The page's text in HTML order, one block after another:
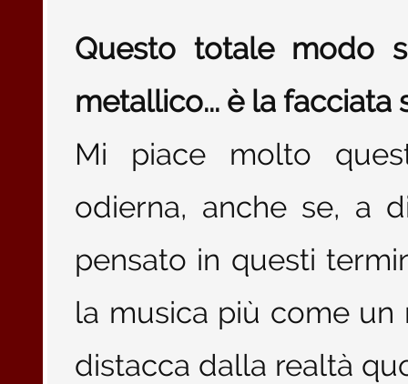
Questo totale modo
metallico... è la facciata
Mi piace molto
odierna, anche se, a
pensato in questi
la musica più come
distacca dalla realtà